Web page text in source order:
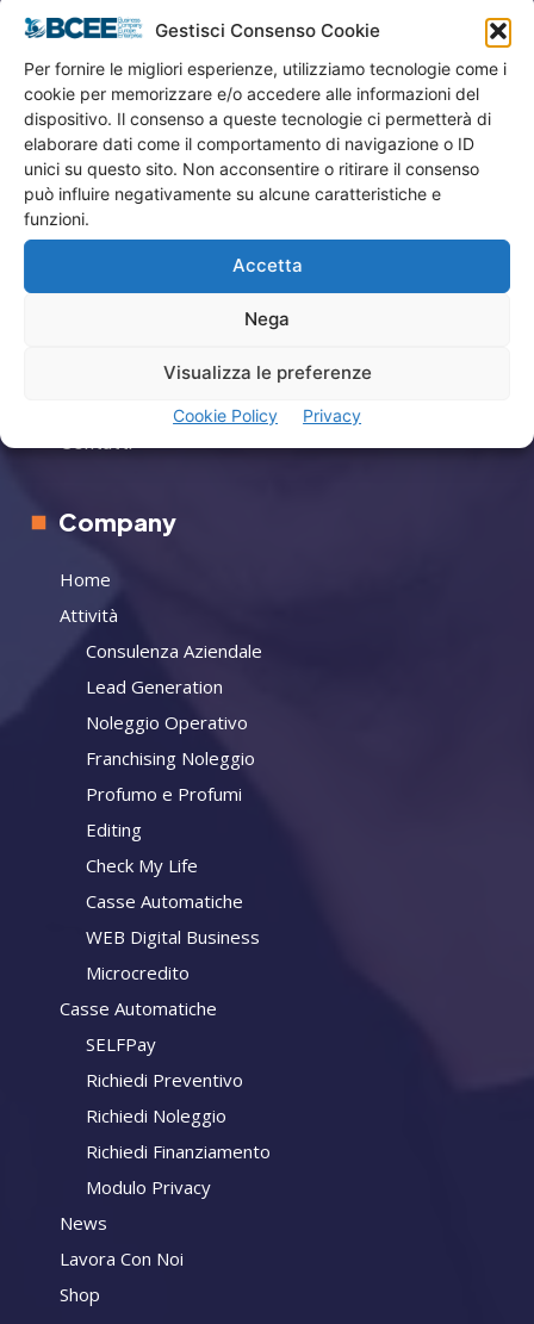
Gestisci Consenso Cookie
Per fornire le migliori esperienze, utilizziamo tecnologie come i
cookie per memorizzare e/o accedere alle informazioni del
dispositivo. Il consenso a queste tecnologie ci permetterà di
elaborare dati come il comportamento di navigazione o ID
unici su questo sito. Non acconsentire o ritirare il consenso
può influire negativamente su alcune caratteristiche e
funzioni.
Accetta
Nega
Visualizza le preferenze
Cookie Policy Privacy
GO
Menù
Privacy
Iscrizione Newsletter
Cookie Policy (UE)
Company
Home
Attività
Consulenza Aziendale
Lead Generation
Noleggio Operativo
Franchising Noleggio
Profumo e Profumi
Editing
Check My Life
Casse Automatiche
WEB Digital Business
Microcredito
Casse Automatiche
SELFPay
Richiedi Preventivo
Richiedi Noleggio
Richiedi Finanziamento
Modulo Privacy
News
Lavora Con Noi
Shop